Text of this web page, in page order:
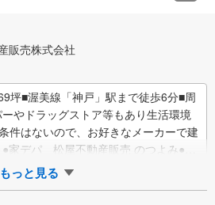
販売株式会社
坪■渥美線「神戸」駅まで徒歩6分■周
やドラッグストア等もあり生活環境
件はないので、お好きなメーカーで建
家デパ 松屋不動産販売 のつよみ●・
市・知立市・浜松市の5…
もっと見る